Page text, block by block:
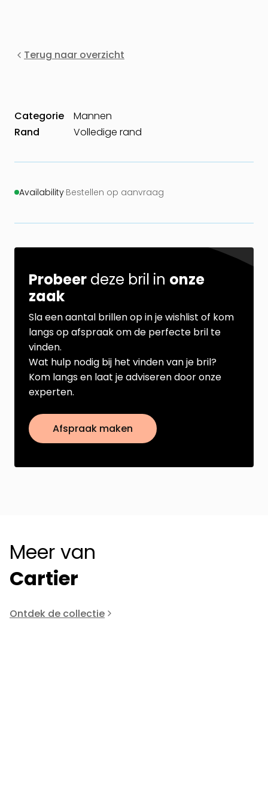
Terug naar overzicht
Categorie
Mannen
Rand
Volledige rand
Availability·Bestellen op aanvraag
Probeer deze bril in onze
zaak
Sla een aantal brillen op in je wishlist of kom
langs op afspraak om de perfecte bril te
vinden.
Wat hulp nodig bij het vinden van je bril?
Kom langs en laat je adviseren door onze
experten.
Afspraak maken
Meer van
Cartier
Ontdek de collectie